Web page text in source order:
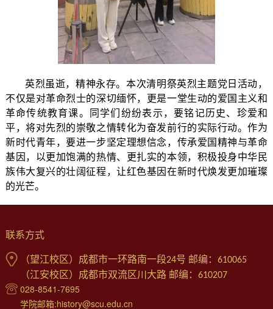
英烈虽逝，精神永存。本次清明祭英烈主题党日活动，
不仅是对革命烈士的深切缅怀，更是一堂生动的爱国主义和
革命传统教育课。同学们纷纷表示，要铭记历史、珍爱和
平，将对先烈的崇敬之情转化为奋发前行的实际行动。作为
新时代青年，要进一步坚定理想信念，传承爱国精神与革命
基因，以更加饱满的热情、更扎实的本领，积极投身中华民
族伟大复兴的壮阔征程，让红色基因在新时代焕发更加璀璨
的光芒。
联系方式
（望江校区）成都市一环路南一段24号 邮编：610065
（江安校区）成都市双流区川大路 邮编：610207
028-8541-7695
学院邮箱:history@scu.edu.cn